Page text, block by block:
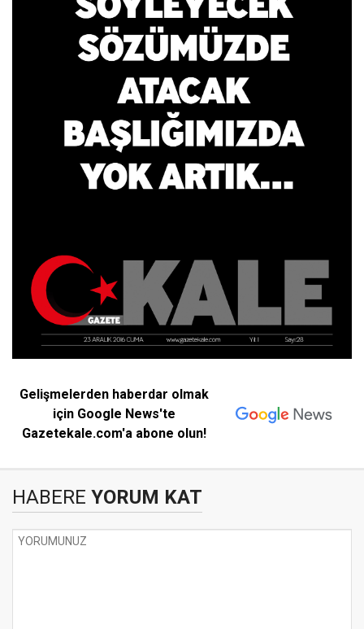
Gelişmelerden haberdar olmak
için Google News'te
Gazetekale.com'a abone olun!
HABERE YORUM KAT